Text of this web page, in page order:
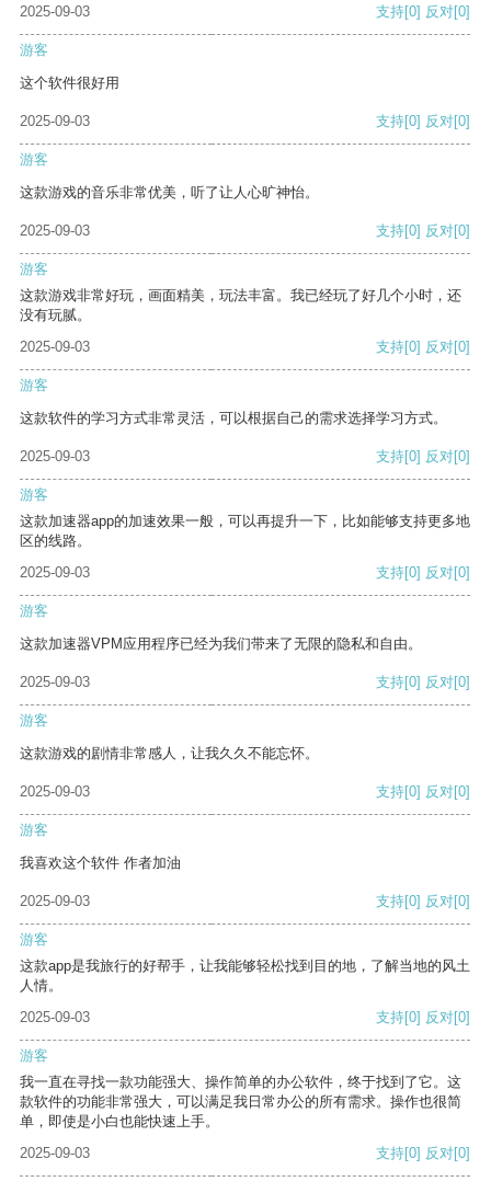
2025-09-03
支持[0] 反对[0]
游客
这个软件很好用
2025-09-03 支持[0] 反对[0]
游客
这款游戏的音乐非常优美，听了让人心旷神怡。
2025-09-03 支持[0] 反对[0]
游客
这款游戏非常好玩，画面精美，玩法丰富。我已经玩了好几个小时，还
没有玩腻。
2025-09-03
支持[0] 反对[0]
游客
这款软件的学习方式非常灵活，可以根据自己的需求选择学习方式。
2025-09-03 支持[0] 反对[0]
游客
这款加速器app的加速效果一般，可以再提升一下，比如能够支持更多地
区的线路。
2025-09-03
支持[0] 反对[0]
游客
这款加速器VPM应用程序已经为我们带来了无限的隐私和自由。
2025-09-03 支持[0] 反对[0]
游客
这款游戏的剧情非常感人，让我久久不能忘怀。
2025-09-03 支持[0] 反对[0]
游客
我喜欢这个软件 作者加油
2025-09-03 支持[0] 反对[0]
游客
这款app是我旅行的好帮手，让我能够轻松找到目的地，了解当地的风土
人情。
2025-09-03
支持[0] 反对[0]
游客
我一直在寻找一款功能强大、操作简单的办公软件，终于找到了它。这
款软件的功能非常强大，可以满足我日常办公的所有需求。操作也很简
单，即使是小白也能快速上手。
2025-09-03
支持[0] 反对[0]